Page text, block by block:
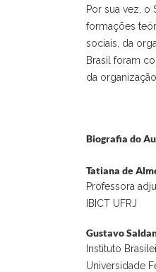
Por sua vez, o
formações
sociais, da
Brasil foram
da
Biografia do
Tatiana de
Professora
IBICT UFRJ
Gustavo
Instituto
Universidade